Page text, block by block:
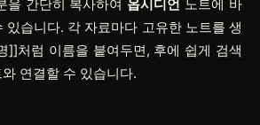
을 간단히 복사하여 옵시디언 노트에 바
있습니다. 각 자료마다 고유한 노트를 생
]]처럼 이름을 붙여두면, 후에 쉽게 검색
연결할 수 있습니다.